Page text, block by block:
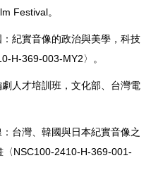
Festival。
紀實音像的政治與美學，科技
H-369-003-MY2〉。
人才培訓班，文化部、台灣電
台灣、韓國與日本紀實音像之
〈NSC100-2410-H-369-001-